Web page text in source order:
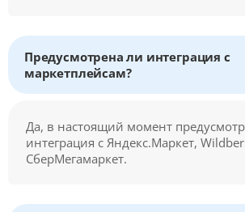
Предусмотрена ли интеграция с
маркетплейсам?
Да, в настоящий момент
интеграция с Яндекс.Маркет,
СберМегамаркет.